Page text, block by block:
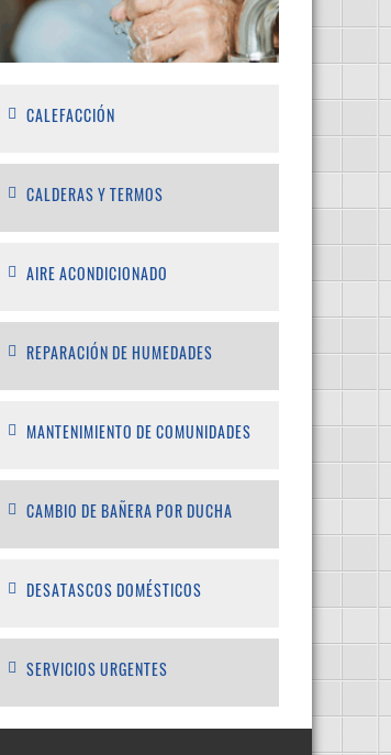
CALEFACCIÓN
CALDERAS Y TERMOS
AIRE ACONDICIONADO
REPARACIÓN DE HUMEDADES
MANTENIMIENTO DE COMUNIDADES
CAMBIO DE BAÑERA POR DUCHA
DESATASCOS DOMÉSTICOS
SERVICIOS URGENTES